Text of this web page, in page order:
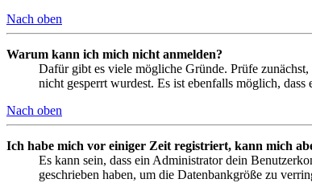
Nach oben
Warum kann ich mich nicht anmelden?
Dafür gibt es viele mögliche Gründe. Prüfe
nicht gesperrt wurdest. Es ist ebenfalls möglich,
Nach oben
Ich habe mich vor einiger Zeit registriert, kann mich
Es kann sein, dass ein Administrator dein
geschrieben haben, um die Datenbankgröße zu